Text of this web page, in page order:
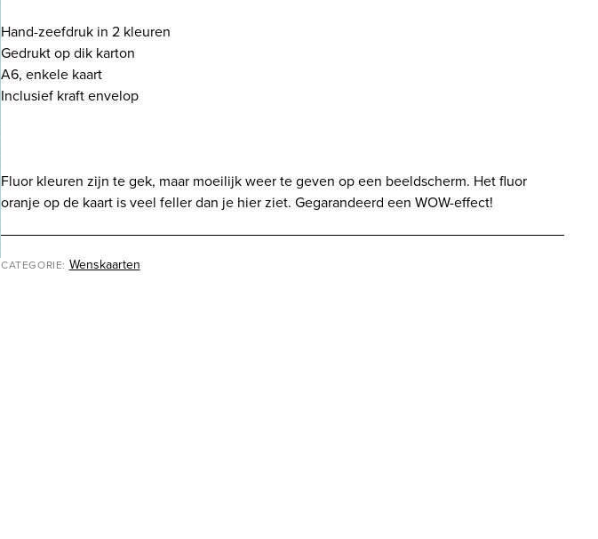
Hand-zeefdruk in 2 kleuren
Gedrukt op dik karton
A6, enkele kaart
Inclusief kraft envelop
Fluor kleuren zijn te gek, maar moeilijk weer te geven op een beeldscherm. Het fluor
oranje op de kaart is veel feller dan je hier ziet. Gegarandeerd een WOW-effect!
CATEGORIE: Wenskaarten